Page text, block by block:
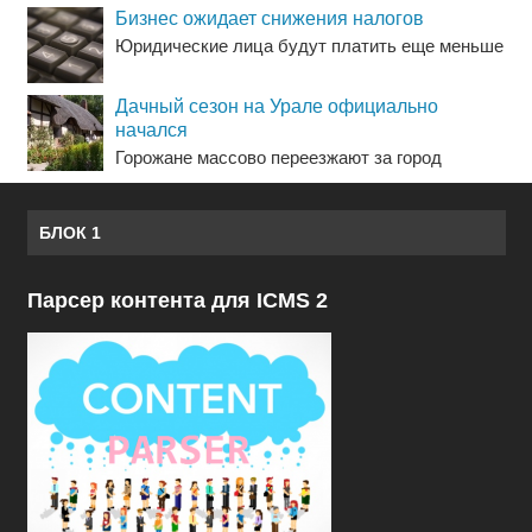
Бизнес ожидает снижения налогов
Юридические лица будут платить еще меньше
Дачный сезон на Урале официально
начался
Горожане массово переезжают за город
БЛОК 1
Парсер контента для ICMS 2